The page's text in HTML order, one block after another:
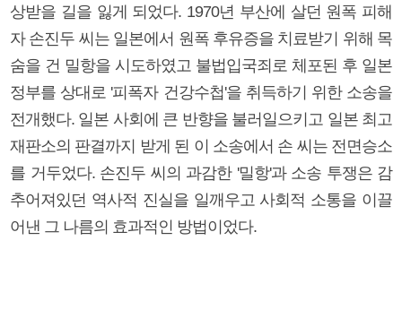
상받을 길을 잃게 되었다. 1970년 부산에 살던 원폭 피해
자 손진두 씨는 일본에서 원폭 후유증을 치료받기 위해 목
숨을 건 밀항을 시도하였고 불법입국죄로 체포된 후 일본
정부를 상대로 '피폭자 건강수첩'을 취득하기 위한 소송을
전개했다. 일본 사회에 큰 반향을 불러일으키고 일본 최고
재판소의 판결까지 받게 된 이 소송에서 손 씨는 전면승소
를 거두었다. 손진두 씨의 과감한 '밀항'과 소송 투쟁은 감
추어져있던 역사적 진실을 일깨우고 사회적 소통을 이끌
어낸 그 나름의 효과적인 방법이었다.